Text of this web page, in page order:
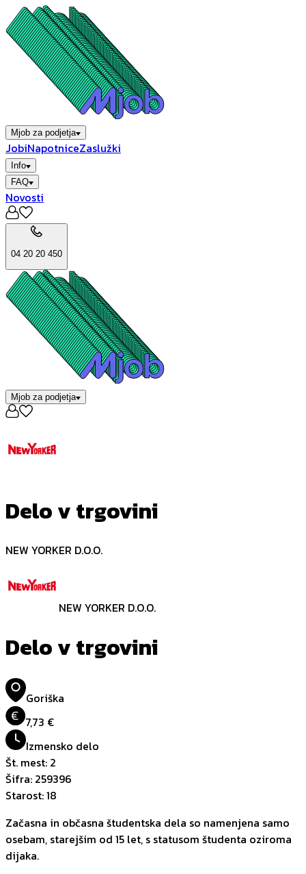
Mjob za podjetja
JobiNapotniceZaslužki
Info
FAQ
Novosti
04 20 20 450
Mjob za podjetja
Delo v trgovini
NEW YORKER D.O.O.
NEW YORKER D.O.O.
Delo v trgovini
Goriška
€ 7,73 €
Izmensko delo
Št. mest: 2
Šifra: 259396
Starost:18
Začasna in občasna študentska dela so namenjena samo
osebam, starejšim od 15 let, s statusom študenta oziroma
dijaka.